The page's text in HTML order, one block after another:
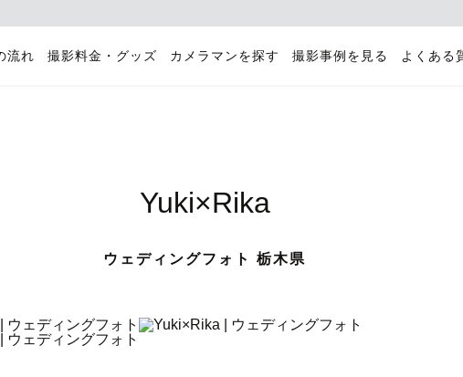
流れ 撮影料金・グッズ カメラマンを探す 撮影事例を見る よくある
Yuki×Rika
ウェディングフォト 栃木県